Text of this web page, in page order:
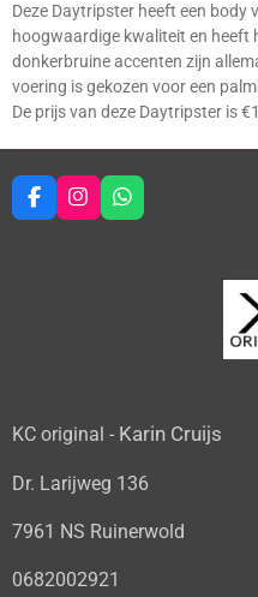
Deze Daytripster heeft een body
hoogwaardige kwaliteit en heeft
donkerbruine accenten zijn
voering is gekozen voor een
De prijs van deze Daytripster is
F
a
I
n
W
h
KC original - Karin Cruijs
Dr. Larijweg 136
7961 NS Ruinerwold
0682002921